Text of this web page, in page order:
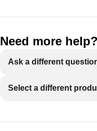
Need more help?
Ask a different
Select a different